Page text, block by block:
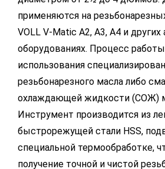
применяются на
VOLL V-Matic A2, A3, A4 и других
оборудованиях. Процесс
использования
резьбонарезного масла либо
охлаждающей жидкости (СОЖ)
Инструмент производится из
быстрорежущей стали HSS,
специальной термообработке,
получение точной и чистой